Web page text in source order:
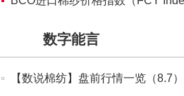
数字能言
【数说棉纺】盘前行情一览（8.7）